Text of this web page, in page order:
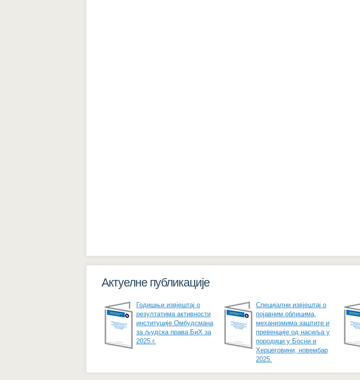
Актуелне публикације
Годишњи извјештај о
резултатима активности
институције Омбудсмана
за људска права БиХ за
2025.г.
Специјални извјештај о
појавним облицима,
механизмима заштите и
превенције од насиља у
породици у Босни и
Херцеговини, новембар
2025.